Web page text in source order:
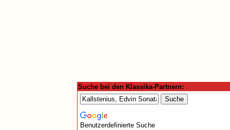
Suche bei den Klassika-Partnern:
Benutzerdefinierte Suche